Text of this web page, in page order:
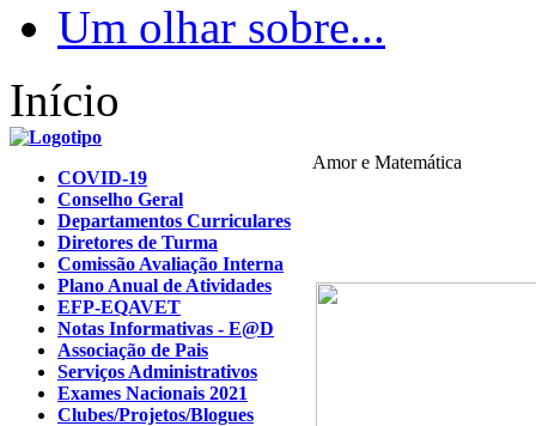
Um olhar sobre...
Início
Amor e Matemática
COVID-19
Conselho Geral
Departamentos Curriculares
Diretores de Turma
Comissão Avaliação Interna
Plano Anual de Atividades
EFP-EQAVET
Notas Informativas - E@D
Associação de Pais
Serviços Administrativos
Exames Nacionais 2021
Clubes/Projetos/Blogues